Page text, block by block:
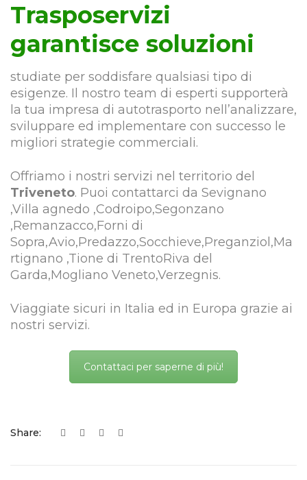
Trasposervizi
garantisce soluzioni
studiate per soddisfare qualsiasi tipo di
esigenze. Il nostro team di esperti supporterà
la tua impresa di autotrasporto nell’analizzare,
sviluppare ed implementare con successo le
migliori strategie commerciali.
Offriamo i nostri servizi nel territorio del
Triveneto. Puoi contattarci da Sevignano
,Villa agnedo ,Codroipo,Segonzano
,Remanzacco,Forni di
Sopra,Avio,Predazzo,Socchieve,Preganziol,Ma
rtignano ,Tione di TrentoRiva del
Garda,Mogliano Veneto,Verzegnis.
Viaggiate sicuri in Italia ed in Europa grazie ai
nostri servizi.
Contattaci per saperne di più!
Share: